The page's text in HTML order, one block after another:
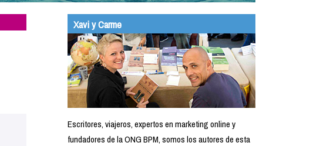
Xavi y Carme
Escritores, viajeros, expertos en marketing online y
fundadores de la ONG BPM, somos los autores de esta